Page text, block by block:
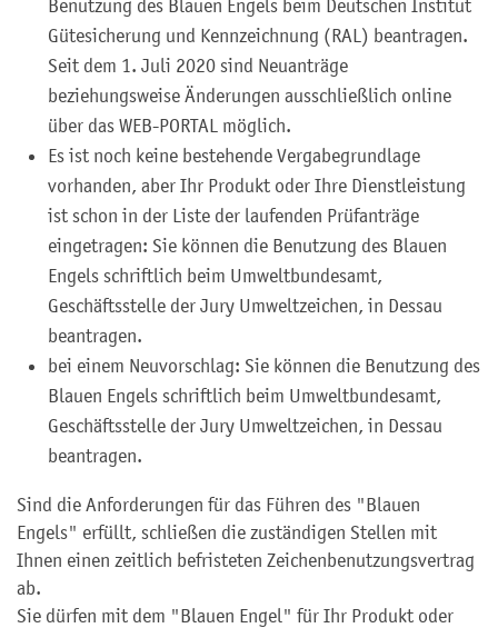
Benutzung des Blauen Engels beim Deutschen Institut
Gütesicherung und Kennzeichnung (RAL) beantragen.
Seit dem 1. Juli 2020 sind Neuanträge
beziehungsweise Änderungen ausschließlich online
über das WEB-PORTAL möglich.
Es ist noch keine bestehende Vergabegrundlage
vorhanden, aber Ihr Produkt oder Ihre Dienstleistung
ist schon in der Liste der laufenden Prüfanträge
eingetragen: Sie können die Benutzung des Blauen
Engels schriftlich beim Umweltbundesamt,
Geschäftsstelle der Jury Umweltzeichen, in Dessau
beantragen.
bei einem Neuvorschlag: Sie können die Benutzung des
Blauen Engels schriftlich beim Umweltbundesamt,
Geschäftsstelle der Jury Umweltzeichen, in Dessau
beantragen.
Sind die Anforderungen für das Führen des "Blauen
Engels" erfüllt, schließen die zuständigen Stellen mit
Ihnen einen zeitlich befristeten Zeichenbenutzungsvertrag
ab.
Sie dürfen mit dem "Blauen Engel" für Ihr Produkt oder